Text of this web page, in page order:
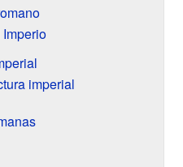
imperial